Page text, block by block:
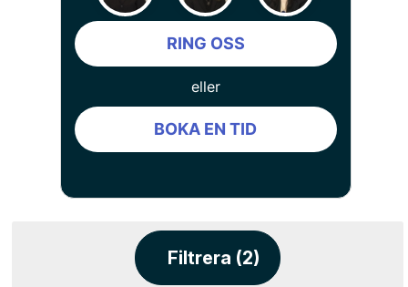
RING OSS
eller
BOKA EN TID
Filtrera (2)